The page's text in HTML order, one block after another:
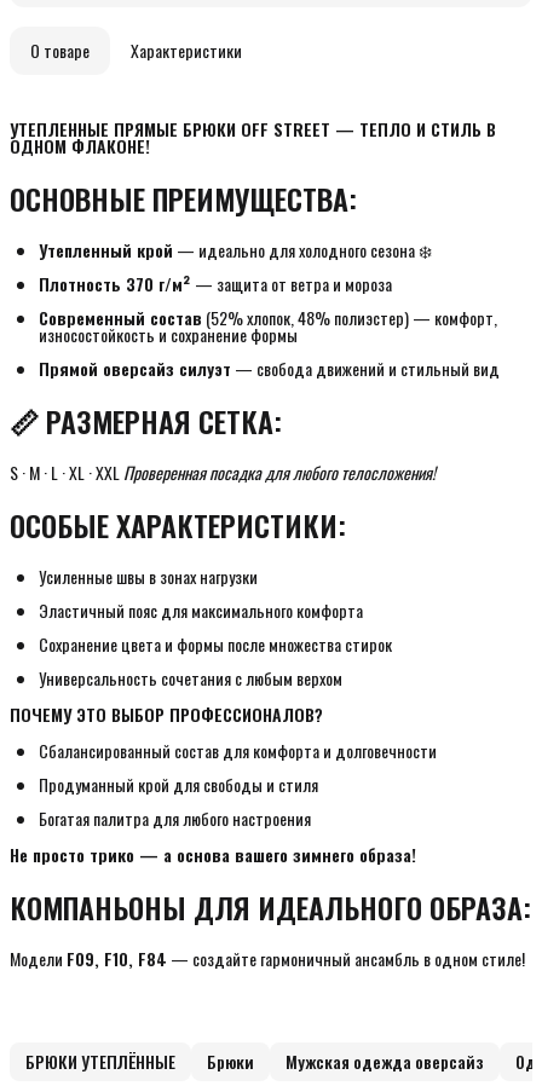
О товаре Характеристики
УТЕПЛЕННЫЕ ПРЯМЫЕ БРЮКИ OFF STREET — ТЕПЛО И СТИЛЬ В
ОДНОМ ФЛАКОНЕ!
ОСНОВНЫЕ ПРЕИМУЩЕСТВА:
Утепленный крой — идеально для холодного сезона ❄️
Плотность 370 г/м² — защита от ветра и мороза
Современный состав (52% хлопок, 48% полиэстер) — комфорт,
износостойкость и сохранение формы
Прямой оверсайз силуэт — свобода движений и стильный вид
📏 РАЗМЕРНАЯ СЕТКА:
S · M · L · XL · XXL Проверенная посадка для любого телосложения!
ОСОБЫЕ ХАРАКТЕРИСТИКИ:
Усиленные швы в зонах нагрузки
Эластичный пояс для максимального комфорта
Сохранение цвета и формы после множества стирок
Универсальность сочетания с любым верхом
ПОЧЕМУ ЭТО ВЫБОР ПРОФЕССИОНАЛОВ?
Сбалансированный состав для комфорта и долговечности
Продуманный крой для свободы и стиля
Богатая палитра для любого настроения
Не просто трико — а основа вашего зимнего образа!
КОМПАНЬОНЫ ДЛЯ ИДЕАЛЬНОГО ОБРАЗА:
Модели F09, F10, F84 — создайте гармоничный ансамбль в одном стиле!
БРЮКИ УТЕПЛЁННЫЕ Брюки Мужская одежда оверсайз